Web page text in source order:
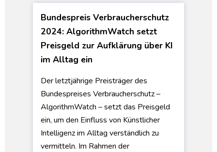
Bundespreis Verbraucherschutz
2024: AlgorithmWatch setzt
Preisgeld zur Aufklärung über KI
im Alltag ein
Der letztjährige Preisträger des
Bundespreises Verbraucherschutz –
AlgorithmWatch – setzt das Preisgeld
ein, um den Einfluss von Künstlicher
Intelligenz im Alltag verständlich zu
vermitteln. Im Rahmen der